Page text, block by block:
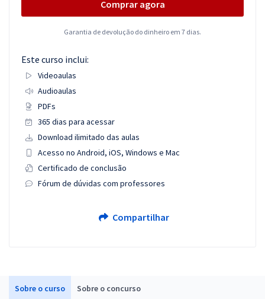
Sobre o curso Sobre o concurso
Comprar agora
Garantia de devolução do dinheiro em 7 dias.
Este curso inclui:
Videoaulas
Audioaulas
PDFs
365 dias para acessar
Download ilimitado das aulas
Acesso no Android, iOS, Windows e Mac
Certificado de conclusão
Fórum de dúvidas com professores
Compartilhar